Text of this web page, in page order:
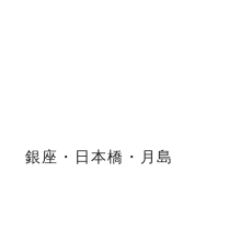
銀座・日本橋・月島